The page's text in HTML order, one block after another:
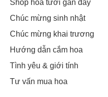
Shop hoa tươi gần đây
Chúc mừng sinh nhật
Chúc mừng khai trương
Hướng dẫn cắm hoa
Tình yêu & giới tính
Tư vấn mua hoa